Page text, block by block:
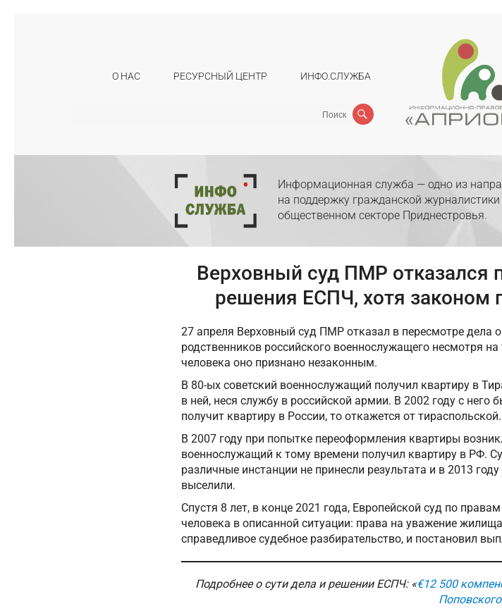
О НАС РЕСУРСНЫЙ ЦЕНТР ИНФО.СЛУЖБА
Поиск
Информационная служба — одно из
на поддержку гражданской
общественном секторе Приднестровья.
Верховный суд ПМР отказался
решения ЕСПЧ, хотя законом
27 апреля Верховный суд ПМР отказал в пересмотре дела
родственников российского военнослужащего несмотря
человека оно признано незаконным.
В 80-ых советский военнослужащий получил квартиру в
в ней, неся службу в российской армии. В 2002 году с него
получит квартиру в России, то откажется от
В 2007 году при попытке переоформления квартиры
военнослужащий к тому времени получил квартиру в РФ.
различные инстанции не принесли результата и в 2013
выселили.
Спустя 8 лет, в конце 2021 года, Европейской суд по
человека в описанной ситуации: права на уважение
справедливое судебное разбирательство, и постановил
Подробнее о сути дела и решении ЕСПЧ: «€12 500
Поповского